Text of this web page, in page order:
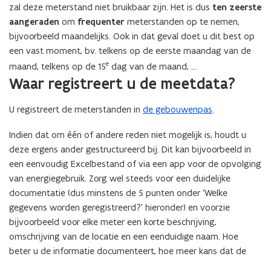
zal deze meterstand niet bruikbaar zijn. Het is dus ten zeerste
aangeraden om frequenter meterstanden op te nemen,
bijvoorbeeld maandelijks. Ook in dat geval doet u dit best op
een vast moment, bv. telkens op de eerste maandag van de
maand, telkens op de 15e dag van de maand, …
Waar registreert u de meetdata?
U registreert de meterstanden in de gebouwenpas.
Indien dat om één of andere reden niet mogelijk is, houdt u
deze ergens ander gestructureerd bij. Dit kan bijvoorbeeld in
een eenvoudig Excelbestand of via een app voor de opvolging
van energiegebruik. Zorg wel steeds voor een duidelijke
documentatie (dus minstens de 5 punten onder ‘Welke
gegevens worden geregistreerd?’ hieronder) en voorzie
bijvoorbeeld voor elke meter een korte beschrijving,
omschrijving van de locatie en een eenduidige naam. Hoe
beter u de informatie documenteert, hoe meer kans dat de